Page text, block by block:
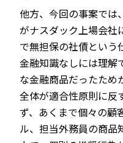
他方、今回の事案では
がナスダック上場会社
で無担保の社債という
金融知識なしには理解
な金融商品だったため
全体が適合性原則に反
ず、あくまで個々の顧
ル、担当外務員の商品